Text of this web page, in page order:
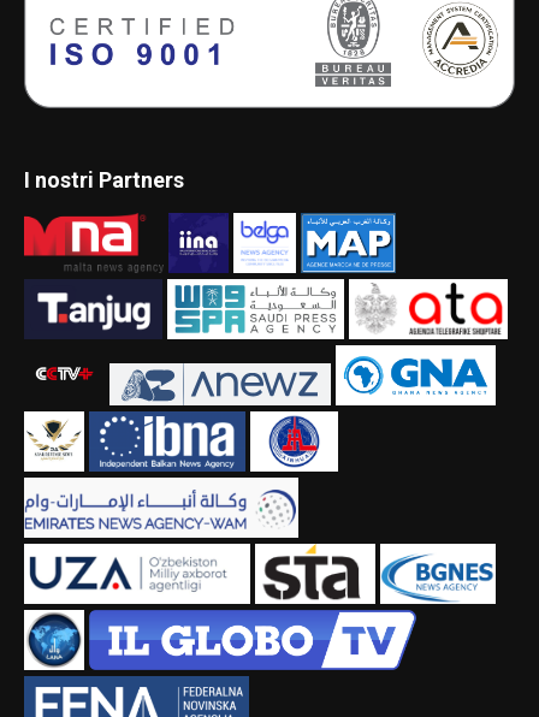
I nostri Partners